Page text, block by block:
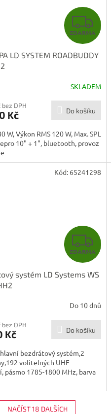
Z
D
A
R
M
A
ZDARMA
LD SYSTEM ROADBUDDY
SKLADEM
bez DPH
Kč Do košíku
W, Výkon RMS 120 W, Max. SPL
10" + 1", bluetooth, provoz
Z
D
A
R
M
A
ZDARMA
systém LD Systems WS
Do 10 dnů
bez DPH
Kč Do košíku
bezdrátový systém,2
volitelných UHF
pásmo 1785-1800 MHz, barva
Kód: 65241298
NAČÍST 18 DALŠÍCH